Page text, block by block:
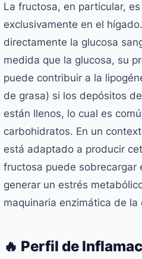
La fructosa, en particular,
exclusivamente en el
directamente la glucosa
medida que la glucosa, su
puede contribuir a la
de grasa) si los depósitos
están llenos, lo cual es
carbohidratos. En un
está adaptado a producir
fructosa puede sobrecargar
generar un estrés
maquinaria enzimática de la
🔥 Perfil de